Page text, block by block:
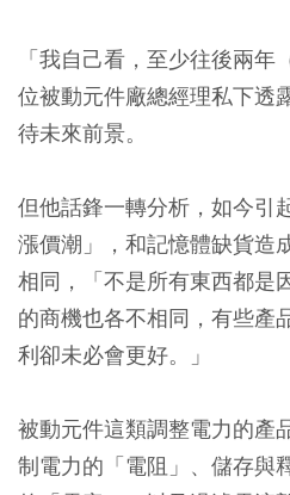
「我自己看，至少往後兩
位被動元件廠總經理私下透
待未來前景。
但他話鋒一轉分析，如今引
漲價潮」，和記憶體缺貨造
相同，「不是所有東西都是
的商機也各不相同，有些產
利卻未必會更好。」
被動元件這類調整電力的產
制電力的「電阻」、儲存與